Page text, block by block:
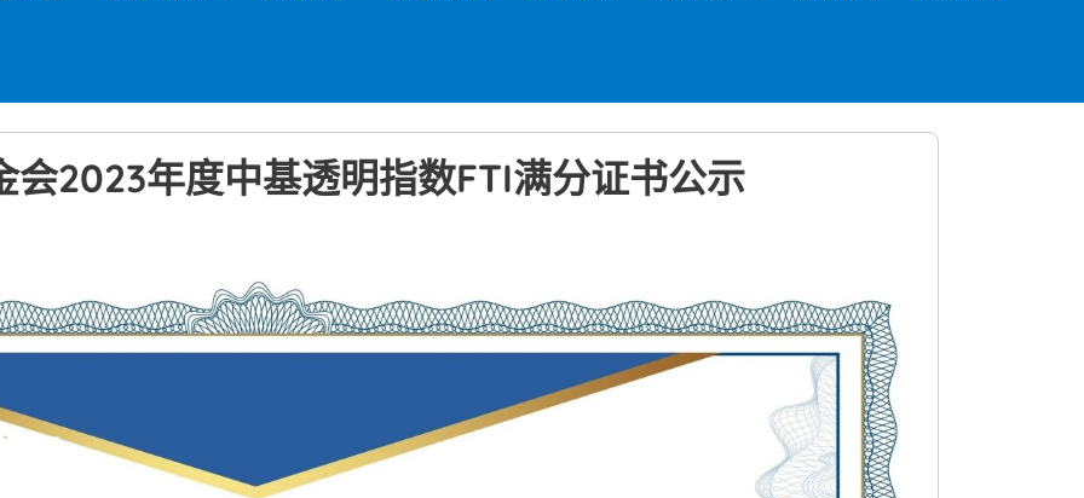
会2023年度中基透明指数FTI满分证书公示